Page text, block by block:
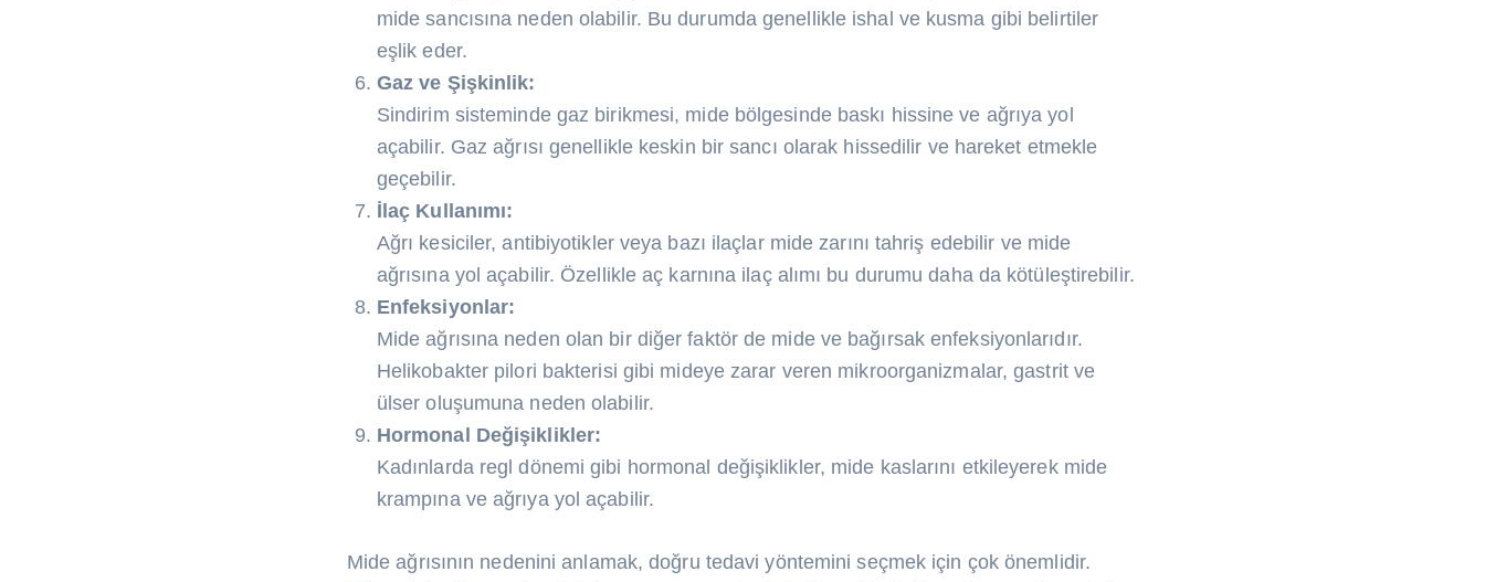
mide sancısına neden olabilir. Bu durumda genellikle ishal ve kusma gibi belirtiler
eşlik eder.
Gaz ve Şişkinlik:
Sindirim sisteminde gaz birikmesi, mide bölgesinde baskı hissine ve ağrıya yol
açabilir. Gaz ağrısı genellikle keskin bir sancı olarak hissedilir ve hareket etmekle
geçebilir.
İlaç Kullanımı:
Ağrı kesiciler, antibiyotikler veya bazı ilaçlar mide zarını tahriş edebilir ve mide
ağrısına yol açabilir. Özellikle aç karnına ilaç alımı bu durumu daha da kötüleştirebilir.
Enfeksiyonlar:
Mide ağrısına neden olan bir diğer faktör de mide ve bağırsak enfeksiyonlarıdır.
Helikobakter pilori bakterisi gibi mideye zarar veren mikroorganizmalar, gastrit ve
ülser oluşumuna neden olabilir.
Hormonal Değişiklikler:
Kadınlarda regl dönemi gibi hormonal değişiklikler, mide kaslarını etkileyerek mide
krampına ve ağrıya yol açabilir.
Mide ağrısının nedenini anlamak, doğru tedavi yöntemini seçmek için çok önemlidir.